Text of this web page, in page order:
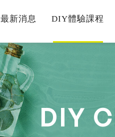
最新消息 DIY體驗課程
DIY C